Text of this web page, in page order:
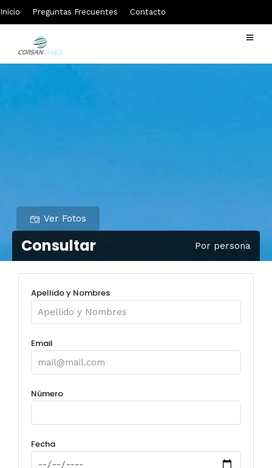
Inicio Preguntas Frecuentes Contacto
Ver Fotos
Consultar Por persona
Apellido y Nombres
Email
Número
Fecha